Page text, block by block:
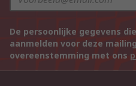
De persoonlijke gegevens
aanmelden voor deze
overeenstemming met ons